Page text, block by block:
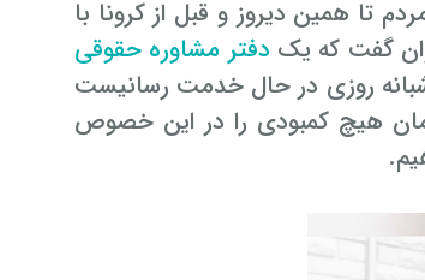
تا همین دیروز و قبل از کرونا با
گفت که یک دفتر مشاوره حقوقی
شبانه روزی در حال خدمت رسانیست
هیچ کمبودی را در این خصوص